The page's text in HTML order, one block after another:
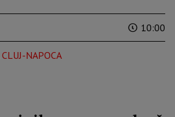
10:00
NAPOCA